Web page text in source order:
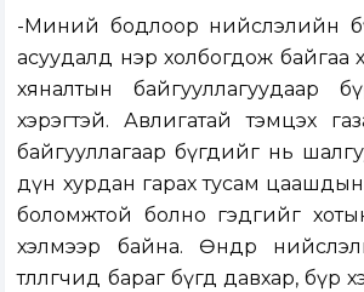
-Миний бодлоор нийслэлийн бүх
асуудалд нэр холбогдож байгаа
хяналтын байгууллагуудаар
хэрэгтэй. Авлигатай тэмцэх
байгууллагаар бүгдийг нь
дүн хурдан гарах тусам
боломжтой болно гэдгийг
хэлмээр байна. Өнөөдөр
төлөөлөгчид бараг бүгд давхар,